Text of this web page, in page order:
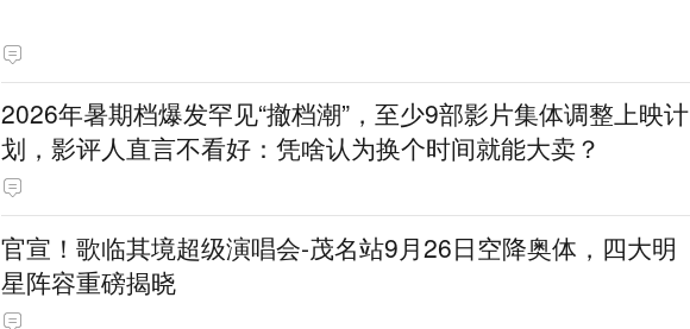
2026年暑期档爆发罕见“撤档潮”，至少9部影片集体调整上映计
划，影评人直言不看好：凭啥认为换个时间就能大卖？
官宣！歌临其境超级演唱会-茂名站9月26日空降奥体，四大明
星阵容重磅揭晓